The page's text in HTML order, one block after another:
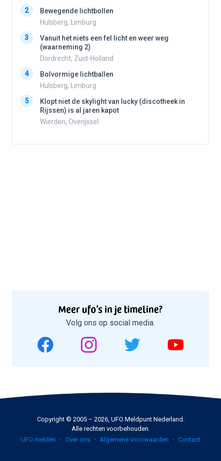
2
Bewegende lichtbollen
Hulsberg, Limburg
3
Vanuit het niets een fel licht en weer weg
(waarneming 2)
Dordrecht, Zuid-Holland
4
Bolvormige lichtballen
Hulsberg, Limburg
5
Klopt niet de skylight van lucky (discotheek in
Rijssen) is al jaren kapot
Wierden, Overijssel
Meer ufo’s in je timeline?
Volg ons op social media.
Copyright © 2005 – 2026, UFO Meldpunt Nederland.
Alle rechten voorbehouden.
UFO melden
Over ons Algemene Voorwaarden Contact